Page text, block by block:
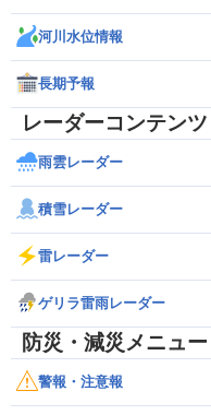
河川水位情報
長期予報
レーダーコンテンツ
雨雲レーダー
積雪レーダー
雷レーダー
ゲリラ雷雨レーダー
防災・減災メニュー
警報・注意報